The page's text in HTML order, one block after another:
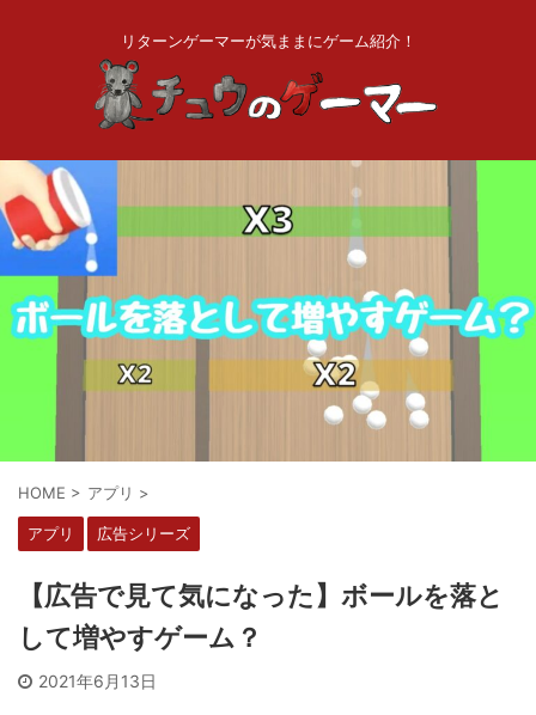
リターンゲーマーが気ままにゲーム紹介！
HOME > アプリ >
アプリ 広告シリーズ
【広告で見て気になった】ボールを落と
して増やすゲーム？
2021年6月13日